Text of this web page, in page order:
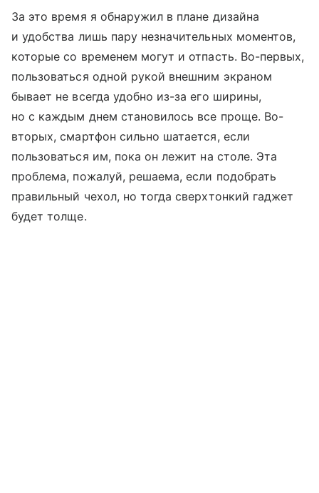
За это время я обнаружил в плане дизайна
и удобства лишь пару незначительных моментов,
которые со временем могут и отпасть. Во-первых,
пользоваться одной рукой внешним экраном
бывает не всегда удобно из-за его ширины,
но с каждым днем становилось все проще. Во-
вторых, смартфон сильно шатается, если
пользоваться им, пока он лежит на столе. Эта
проблема, пожалуй, решаема, если подобрать
правильный чехол, но тогда сверхтонкий гаджет
будет толще.